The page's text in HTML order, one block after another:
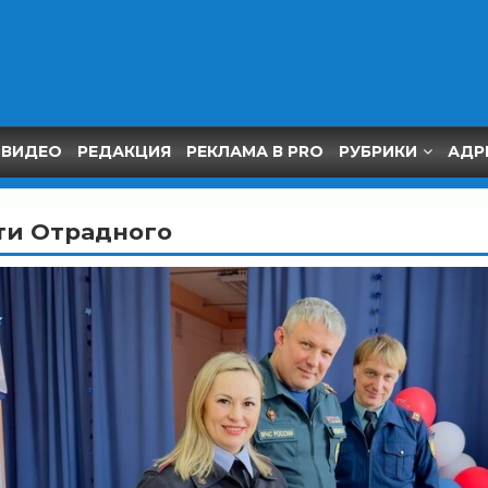
ВИДЕО РЕДАКЦИЯ РЕКЛАМА В PRO РУБРИКИ
Отрадного